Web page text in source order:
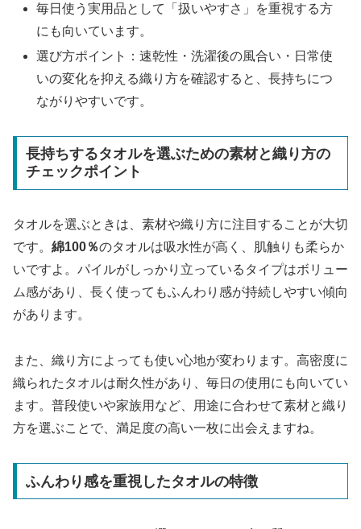
毎日使う実用品として「扱いやすさ」を重視する方
にも向いています。
選び方ポイント：速乾性・洗濯後の風合い・日常使
いの変化を抑える織り方を確認すると、長持ちにつ
ながりやすいです。
長持ちするタオルを選ぶための素材と織り方の
チェックポイント
タオルを選ぶときは、素材や織り方に注目することが大切
です。 綿100％のタオルは吸水性が高く、肌触りも柔らか
いですよ。パイルがしっかり立っているタイプはボリュー
ム感があり、長く使ってもふんわり感が持続しやすい傾向
があります。
また、織り方によっても使い心地が変わります。高密度に
織られたタオルは耐久性があり、毎日の使用にも向いてい
ます。普段使いや家族用など、用途に合わせて素材と織り
方を選ぶことで、満足度の高い一枚に出会えますね。
ふんわり感を重視したタオルの特徴